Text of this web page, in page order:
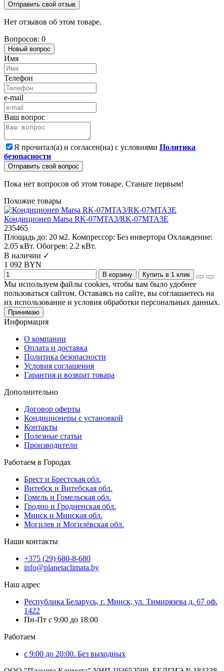
Отправить свой отзыв
Нет отзывов об этом товаре.
Вопросов: 0
Новый вопрос
Имя
Телефон
e-mail
Ваш вопрос
Я прочитал(а) и согласен(на) с условиями Политика
безопасности
Отправить свой вопрос
Пока нет вопросов об этом товаре. Станьте первым!
Похожие товары
Кондиционер Marsa RK-07MTA3/RK-07MTA3E
235465
Площадь до: 20 м2. Компрессор: Без инвертора Охлаждение:
2.05 кВт. Обогрев: 2.2 кВт.
В наличии ✓
1 092 BYN
В корзину Купить в 1 клик
Мы используем файлы cookies, чтобы вам было удобнее
пользоваться сайтом. Оставаясь на сайте, вы соглашаетесь на
их использование и условия обработки персональных данных.
Принимаю
Информация
О компании
Оплата и доставка
Политика безопасности
Условия соглашения
Гарантия и возврат товара
Дополнительно
Договор оферты
Кондиционеры с установкой
Контакты
Полезные статьи
Производители
Работаем в Городах
Брест и Брестская обл.
Витебск и Витебская обл.
Гомель и Гомельская обл.
Гродно и Гродненская обл.
Минск и Минская обл.
Могилев и Могилёвская обл.
Наши контакты
+375 (29) 680-8-680
info@planetaclimata.by
Наш адрес
Республика Беларусь, г. Минск, ул. Тимирязева д. 67 оф.
1422
Пн-Пт с 9:00 до 18:00
Работаем
с 9:00 до 20:00. Без выходных